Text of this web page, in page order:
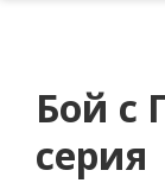
Бой с
серия